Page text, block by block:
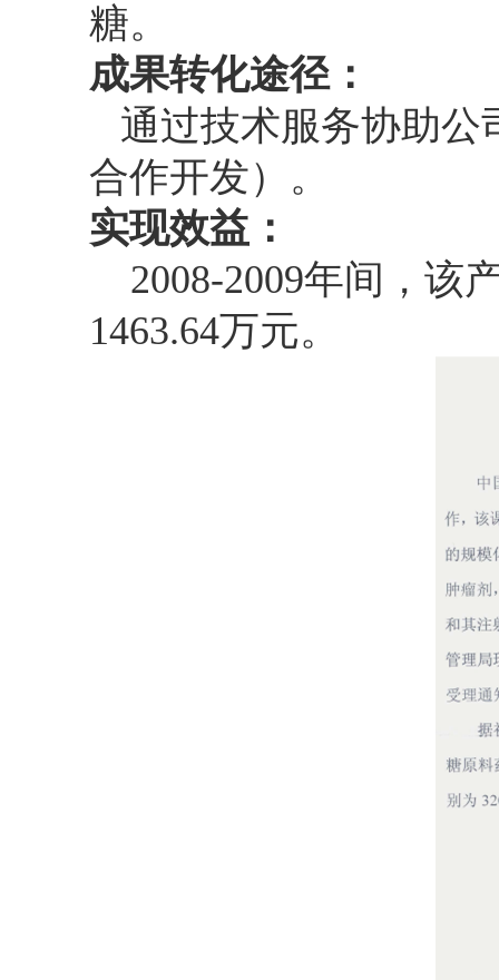
糖。
成果转化途径：
通过技术服务协助公
合作开发）。
实现效益：
2008-2009年间，该
1463.64万元。